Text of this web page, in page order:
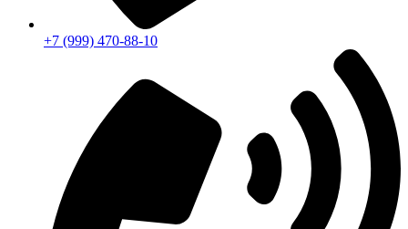
+7 (999) 470-88-10